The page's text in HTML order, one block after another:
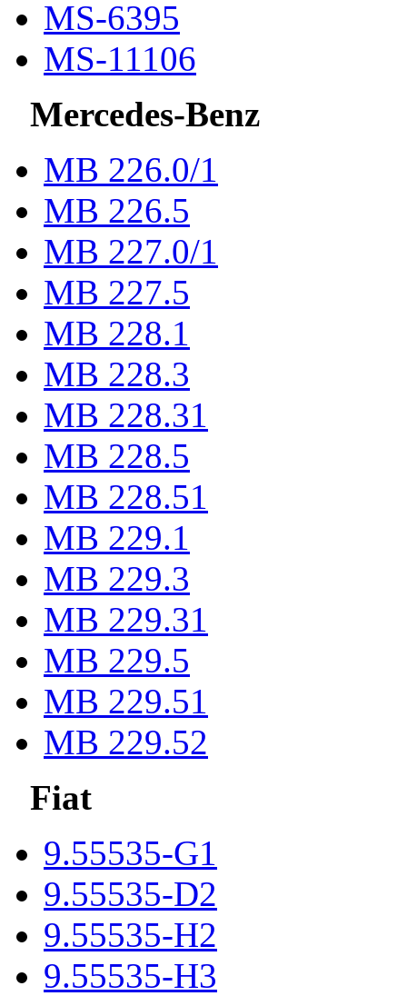
MS-6395
MS-11106
Mercedes-Benz
МВ 226.0/1
МВ 226.5
МВ 227.0/1
МВ 227.5
MB 228.1
MB 228.3
MB 228.31
MB 228.5
MB 228.51
MB 229.1
MB 229.3
MB 229.31
MB 229.5
MB 229.51
MB 229.52
Fiat
9.55535-G1
9.55535-D2
9.55535-H2
9.55535-H3